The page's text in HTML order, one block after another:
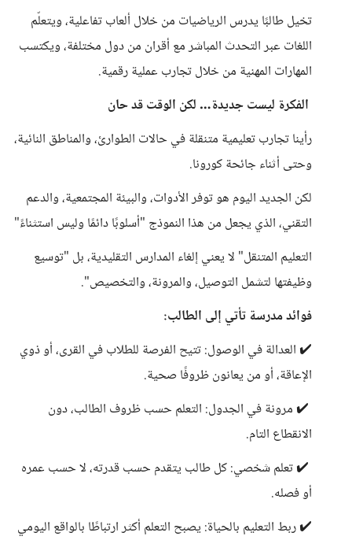
تخيل طالبًا يدرس الرياضيات من خلال ألعاب تفاعلية، ويتعلّم
اللغات عبر التحدث المباشر مع أقران من دول مختلفة، ويكتسب
المهارات المهنية من خلال تجارب عملية رقمية.
الفكرة ليست جديدة… لكن الوقت قد حان
رأينا تجارب تعليمية متنقلة في حالات الطوارئ، والمناطق النائية،
وحتى أثناء جائحة كورونا.
لكن الجديد اليوم هو توفر الأدوات، والبيئة المجتمعية، والدعم
التقني، الذي يجعل من هذا النموذج "أسلوبًا دائمًا وليس استثناءً"
التعليم المتنقل" لا يعني إلغاء المدارس التقليدية، بل "توسيع
وظيفتها لتشمل التوصيل، والمرونة، والتخصيص".
فوائد مدرسة تأتي إلى الطالب:
✔️ العدالة في الوصول: تتيح الفرصة للطلاب في القرى، أو ذوي
الإعاقة، أو من يعانون ظروفًا صحية.
✔️ مرونة في الجدول: التعلم حسب ظروف الطالب، دون
الانقطاع التام.
✔️ تعلم شخصي: كل طالب يتقدم حسب قدرته، لا حسب عمره
أو فصله.
✔️ ربط التعليم بالحياة: يصبح التعلم أكثر ارتباطًا بالواقع اليومي